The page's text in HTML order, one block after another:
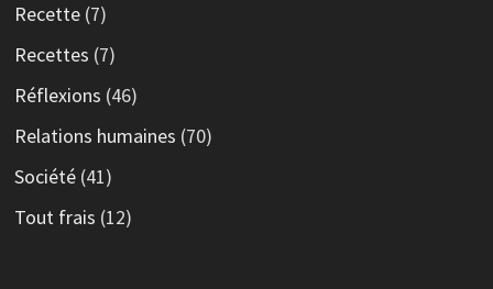
Recette(7)
Recettes (7)
Réflexions (46)
Relations humaines (70)
Société(41)
Tout frais (12)